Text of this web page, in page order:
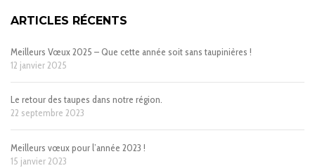
ARTICLES RÉCENTS
Meilleurs Vœux 2025 – Que cette année soit sans taupinières !
12 janvier 2025
Le retour des taupes dans notre région.
22 septembre 2023
Meilleurs vœux pour l’année 2023 !
15 janvier 2023